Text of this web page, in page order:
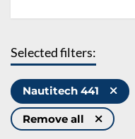
Selected filters:
Nautitech 441
Remove all